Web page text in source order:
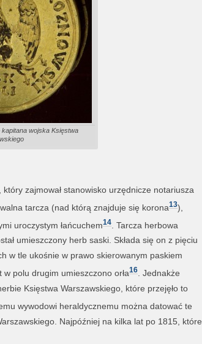
wojska Księstwa
zajmował stanowisko urzędnicze notariusza
tarcza (nad którą znajduje się korona13),
uroczystym łańcuchem14. Tarcza herbowa
umieszczony herb saski. Składa się on z pięciu
w tle ukośnie w prawo skierowanym paskiem
w polu drugim umieszczono orła16. Jednakże
Księstwa Warszawskiego, które przejęło to
wywodowi heraldycznemu można datować te
Najpóźniej na kilka lat po 1815, które